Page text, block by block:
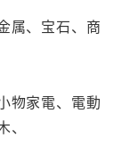
属、宝石、商
物家電、電動